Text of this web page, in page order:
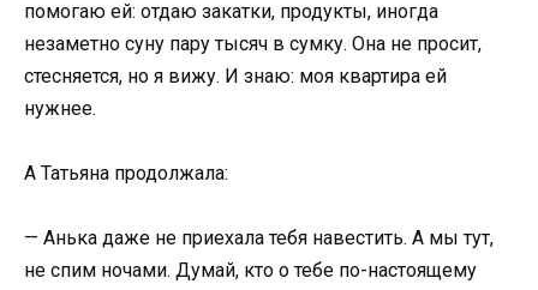
помогаю ей: отдаю закатки, продукты, иногда
незаметно суну пару тысяч в сумку. Она не просит,
стесняется, но я вижу. И знаю: моя квартира ей
нужнее.
А Татьяна продолжала:
— Анька даже не приехала тебя навестить. А мы тут,
не спим ночами. Думай, кто о тебе по-настоящему